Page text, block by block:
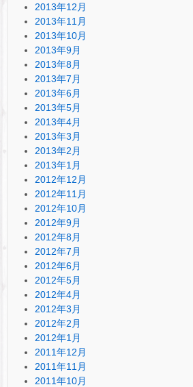
2013年12月
2013年11月
2013年10月
2013年9月
2013年8月
2013年7月
2013年6月
2013年5月
2013年4月
2013年3月
2013年2月
2013年1月
2012年12月
2012年11月
2012年10月
2012年9月
2012年8月
2012年7月
2012年6月
2012年5月
2012年4月
2012年3月
2012年2月
2012年1月
2011年12月
2011年11月
2011年10月